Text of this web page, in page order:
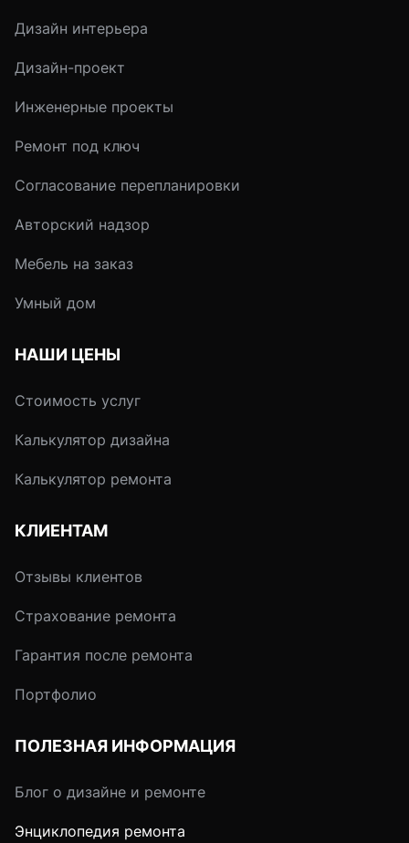
Дизайн интерьера
Дизайн-проект
Инженерные проекты
Ремонт под ключ
Согласование перепланировки
Авторский надзор
Мебель на заказ
Умный дом
НАШИ ЦЕНЫ
Стоимость услуг
Калькулятор дизайна
Калькулятор ремонта
КЛИЕНТАМ
Отзывы клиентов
Страхование ремонта
Гарантия после ремонта
Портфолио
ПОЛЕЗНАЯ ИНФОРМАЦИЯ
Блог о дизайне и ремонте
Энциклопедия ремонта